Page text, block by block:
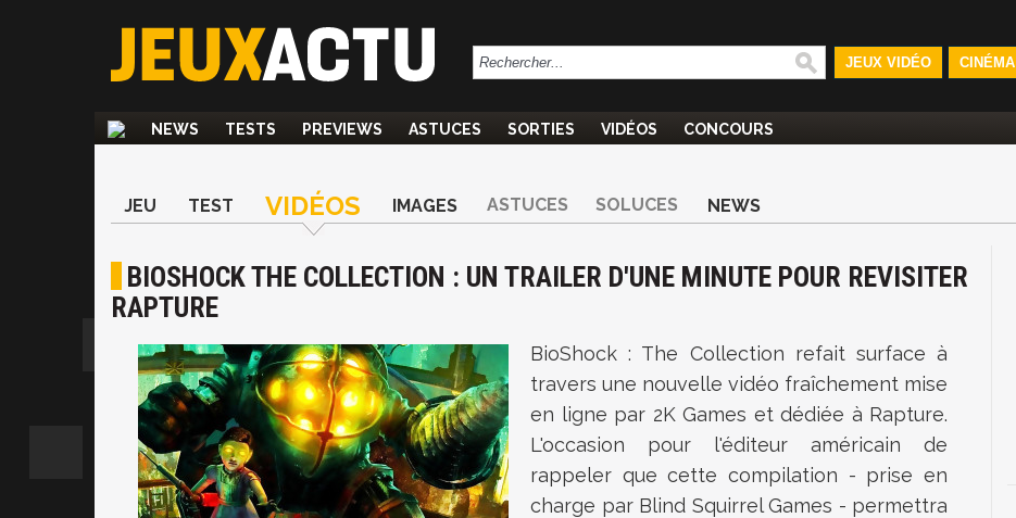
JEUX VIDÉO CINÉMA
NEWS TESTS PREVIEWS ASTUCES SORTIES VIDÉOS CONCOURS
JEU TEST VIDÉOS IMAGES ASTUCES SOLUCES NEWS
BIOSHOCK THE COLLECTION : UN TRAILER D'UNE MINUTE POUR REVISITER
RAPTURE
BioShock : The Collection refait surface à
travers une nouvelle vidéo fraîchement mise
en ligne par 2K Games et dédiée à Rapture.
L'occasion pour l'éditeur américain de
rappeler que cette compilation - prise en
charge par Blind Squirrel Games - permettra